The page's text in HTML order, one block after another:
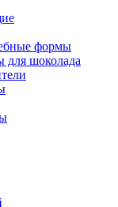
формы
шоколада